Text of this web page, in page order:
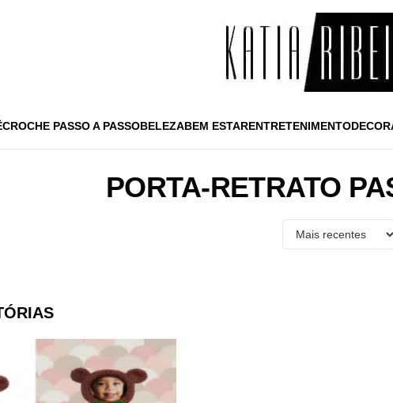
CROCHE PASSO A PASSOBELEZABEM ESTARENTRETENIMENTO
PORTA-RETRATO